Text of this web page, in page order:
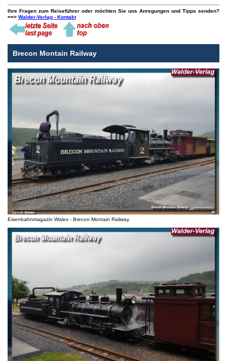
Ihre Fragen zum Reiseführer oder möchten Sie uns Anregungen und Tipps senden?
==> Walder-Verlag - Kontakt
Brecon Montain Railway
Eisenbahnmagazin Wales - Brecon Montain Railway